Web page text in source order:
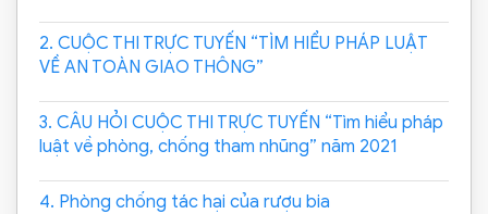
2. CUỘC THI TRỰC TUYẾN “TÌM HIỂU PHÁP LUẬT
VỀ AN TOÀN GIAO THÔNG”
3. CÂU HỎI CUỘC THI TRỰC TUYẾN “Tìm hiểu pháp
luật về phòng, chống tham nhũng” năm 2021
4. Phòng chống tác hại của rượu bia